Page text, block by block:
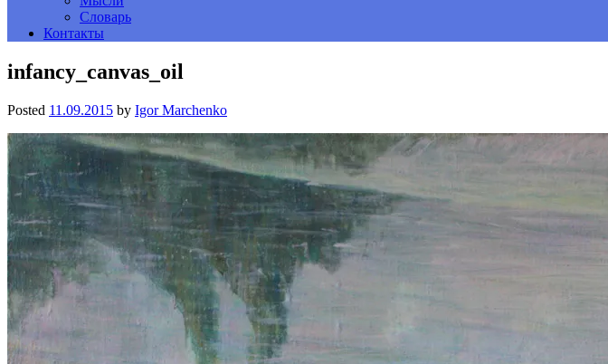
Словарь
Контакты
infancy_canvas_oil
Posted 11.09.2015 by Igor Marchenko